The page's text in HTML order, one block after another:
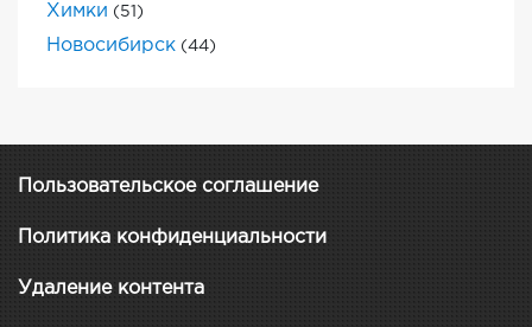
Химки (51)
Новосибирск (44)
Пользовательское соглашение
Политика конфиденциальности
Удаление контента